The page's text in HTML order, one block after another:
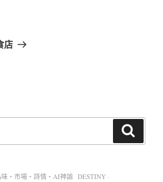
店
・市場・詩情・AI神諭 DESTINY ·